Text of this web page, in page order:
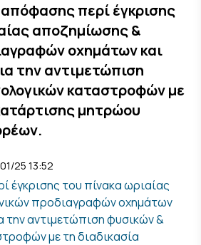
περί έγκρισης
αποζημίωσης &
οχημάτων και
την αντιμετώπιση
καταστροφών με
μητρώου
25 13:52
έγκρισης του πίνακα ωριαίας
προδιαγραφών οχημάτων
την αντιμετώπιση φυσικών &
με τη διαδικασία